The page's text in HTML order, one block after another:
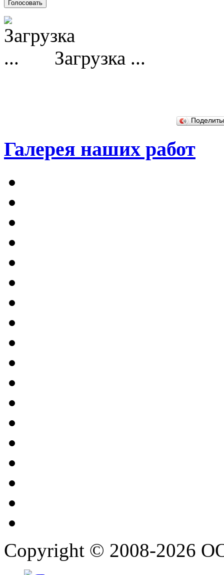
Загрузка ...
Галерея наших работ
Copyright © 2008-2026